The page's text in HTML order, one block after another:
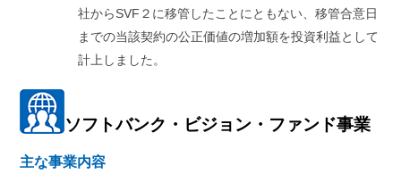
社からSVF２に移管したことにともない、移管合意日
までの当該契約の公正価値の増加額を投資利益として
計上しました。
ソフトバンク・ビジョン・ファンド事業
主な事業内容